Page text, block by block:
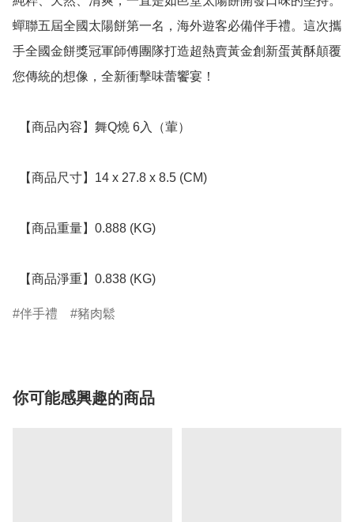
蟬聯五屆全國太陽餅第一名，海外遊客必備伴手禮。這次攜
手全國金餅獎冠軍師傅團隊打造超熱賣黃金創新蛋黃酥顛覆
您傳統的想像，全新衝擊味蕾饗宴！
  【商品淨重】0.838 (KG)
伴手禮 豬肉鬆
你可能感興趣的商品